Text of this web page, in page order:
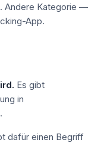
Andere Kategorie —
App.
Es gibt
in
dafür einen Begriff